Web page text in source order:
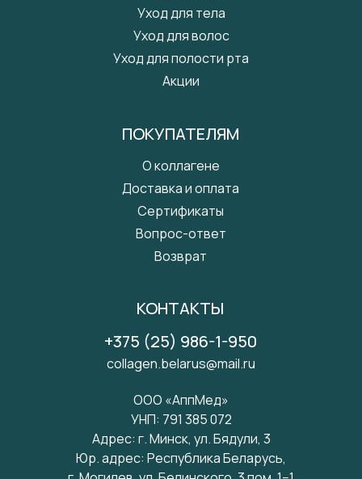
Уход для тела
Уход для волос
Уход для полости рта
Акции
ПОКУПАТЕЛЯМ
О коллагене
Доставка и оплата
Сертификаты
Вопрос-ответ
Возврат
КОНТАКТЫ
collagen.belarus@mail.ru
+375 (25) 986-1-950
ООО «АппМед»
УНП: 791 385 072
Адрес: г. Минск, ул. Бядули, 3
Юр. адрес: Республика Беларусь,